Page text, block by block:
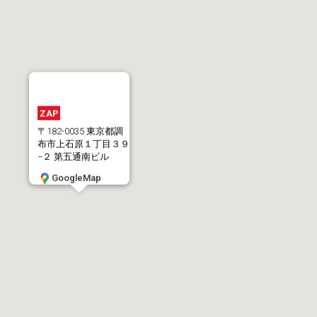
ZAP
〒182-0035 東京都調
布市上石原１丁目３９
−２ 第五通南ビル
GoogleMap